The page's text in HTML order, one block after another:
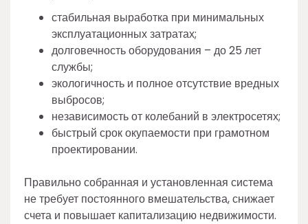
стабильная выработка при минимальных
эксплуатационных затратах;
долговечность оборудования – до 25 лет
службы;
экологичность и полное отсутствие вредных
выбросов;
независимость от колебаний в электросетях;
быстрый срок окупаемости при грамотном
проектировании.
Правильно собранная и установленная система
не требует постоянного вмешательства, снижает
счета и повышает капитализацию недвижимости.